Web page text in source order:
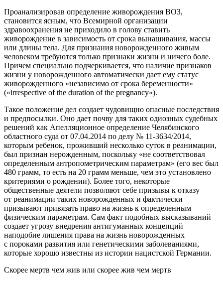
Проанализировав определение живорождения ВОЗ,
становится ясным, что Всемирной организации
здравоохранения не приходило в голову ставить
живорождение в зависимость от срока вынашивания, массы
или длины тела. Для признания новорожденного живым
человеком требуются только признаки жизни и ничего боле.
Причем специально подчеркивается, что наличие признаков
жизни у новорожденного автоматически дает ему статус
живорожденного «независимо от срока беременности»
(«irrespective of the duration of the pregnancy»).
Такое положение дел создает чудовищно опасные последствия
и предпосылки. Оно дает почву для таких одиозных судебных
решений как Апелляционное определение Челябинского
областного суда от 07.04.2014 по делу № 11-3634/2014,
которым ребенок, проживший несколько суток в реанимации,
был признан нерожденным, поскольку «не соответствовал
определенным антропометрическим параметрам» (его вес был
480 грамм, то есть на 20 грамм меньше, чем это установлено
критериями о рождении). Более того, некоторые
общественные деятели позволяют себе призывы к отказу
от реанимации таких новорожденных и фактически
призывают привязать право на жизнь к определенным
физическим параметрам. Сам факт подобных высказываний
создает угрозу внедрения антигуманных концепций
наподобие лишения права на жизнь новорожденных
с пороками развития или генетическими заболеваниями,
которые хорошо известны из истории нацистской Германии.
Скорее мертв чем жив или скорее жив чем мертв